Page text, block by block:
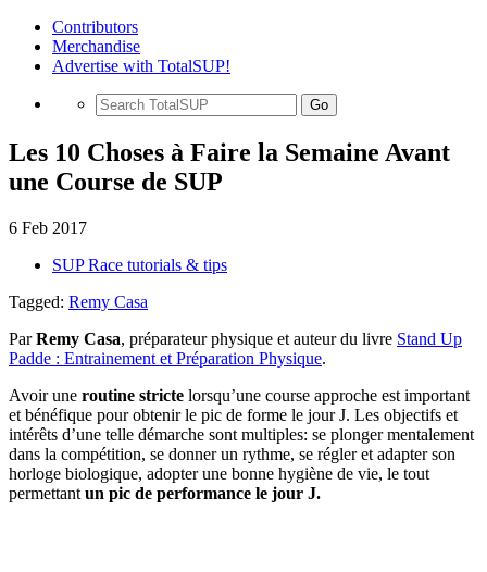
Contributors
Merchandise
Advertise with TotalSUP!
Go
Les 10 Choses à Faire la Semaine Avant
une Course de SUP
6 Feb 2017
SUP Race tutorials & tips
Tagged: Remy Casa
ParRemy Casa, préparateur physique et auteur du livre Stand Up
Padde : Entrainement et Préparation Physique.
Avoir une routine stricte lorsqu’une course approche est important
et bénéfique pour obtenir le pic de forme le jour J. Les objectifs et
intérêts d’une telle démarche sont multiples: se plonger mentalement
dans la compétition, se donner un rythme, se régler et adapter son
horloge biologique, adopter une bonne hygiène de vie, le tout
permettant un pic de performance le jour J.